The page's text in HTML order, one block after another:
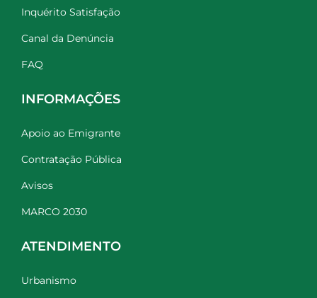
Inquérito Satisfação
Canal da Denúncia
FAQ
INFORMAÇÕES
Apoio ao Emigrante
Contratação Pública
Avisos
MARCO 2030
ATENDIMENTO
Urbanismo